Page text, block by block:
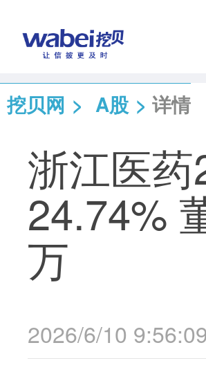
挖贝网 > A股 > 详情
浙江医
24.74%
万
2026/6/10